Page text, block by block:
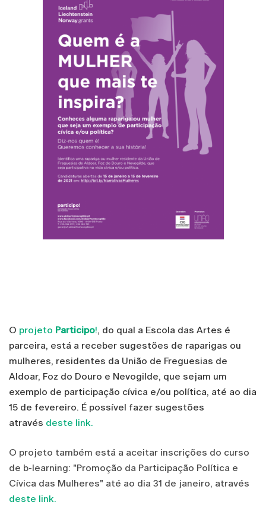
O projeto Participo!, do qual a Escola das Artes é
parceira, está a receber sugestões de raparigas ou
mulheres, residentes da União de Freguesias de
Aldoar, Foz do Douro e Nevogilde, que sejam um
exemplo de participação cívica e/ou política, até ao dia
15 de fevereiro. É possível fazer sugestões
através deste link.
O projeto também está a aceitar inscrições do curso
de b-learning: "Promoção da Participação Política e
Cívica das Mulheres" até ao dia 31 de janeiro, através
deste link.